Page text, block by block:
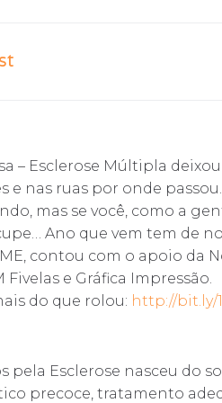
– Esclerose Múltipla
e nas ruas por onde
mas se você, como a
Ano que vem tem de
contou com o apoio da
Fivelas e Gráfica Impressão.
do que rolou: http://bit.ly/
pela Esclerose nasceu do
precoce, tratamento